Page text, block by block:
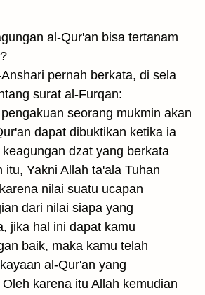
al-Qur'an bisa tertanam
pernah berkata, di sela
surat al-Furqan:
seorang mukmin akan
dapat dibuktikan ketika ia
dzat yang berkata
itu, Yakni Allah ta'ala Tuhan
nilai suatu ucapan
dari nilai siapa yang
jika hal ini dapat kamu
baik, maka kamu telah
al-Qur'an yang
karena itu Allah kemudian